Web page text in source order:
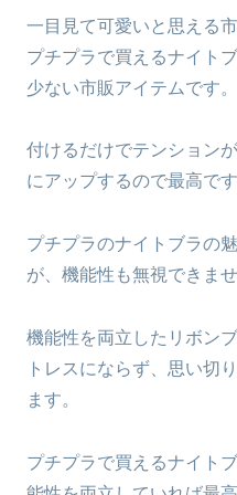
一目見て可愛いと思える
プチプラで買えるナイト
少ない市販アイテムです。
付けるだけでテンション
にアップするので最高です
プチプラのナイトブラの
が、機能性も無視できませ
機能性を両立したリボン
トレスにならず、思い切
ます。
プチプラで買えるナイト